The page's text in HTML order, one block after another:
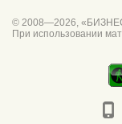
© 2008—2026,
При использовании